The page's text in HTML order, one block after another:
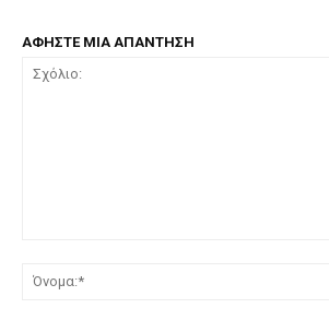
ΑΦΗΣΤΕ ΜΙΑ ΑΠΑΝΤΗΣΗ